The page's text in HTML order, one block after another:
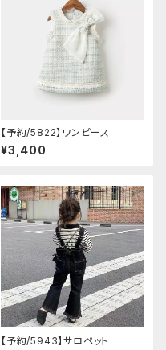
【予約/5822】ワンピース
¥3,400
【予約/5943】サロペット